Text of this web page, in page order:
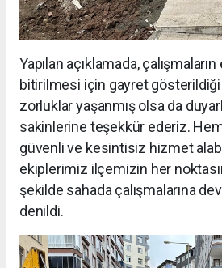
Yapılan açıklamada,
bitirilmesi için gayret gösterildiği
zorluklar yaşanmış olsa da
sakinlerine teşekkür ederiz.
güvenli ve kesintisiz hizmet
ekiplerimiz ilçemizin her
şekilde sahada çalışmalarına
denildi.